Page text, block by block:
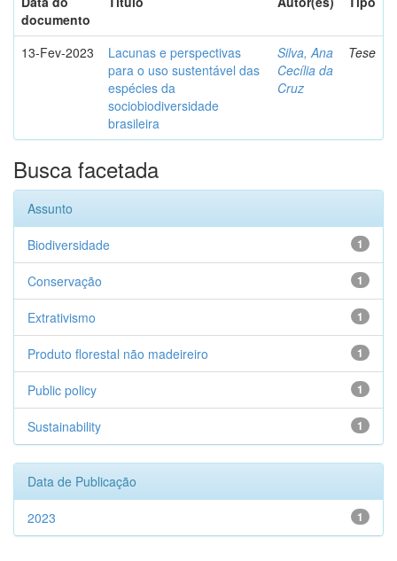
documento
13-Fev-2023
Lacunas e perspectivas
para o uso sustentável das
espécies da
sociobiodiversidade
brasileira
Silva, Ana
Cecília da
Cruz
Tese
Busca facetada
Assunto
1
Biodiversidade
1
Conservação
1
Extrativismo
1
Produto florestal não madeireiro
1
Public policy
1
Sustainability
Data de Publicação
1
2023